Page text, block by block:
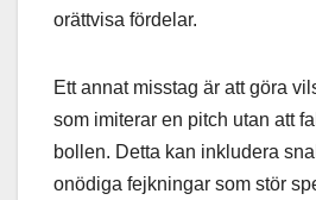
orättvisa fördelar.
Ett annat misstag är att göra
som imiterar en pitch utan att
bollen. Detta kan inkludera
onödiga fejkningar som stör